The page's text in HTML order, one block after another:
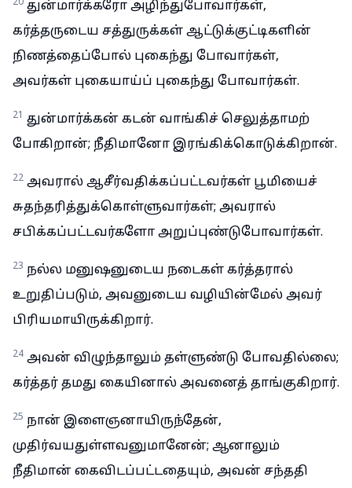
20 துன்மார்க்கரோ அழிந்துபோவார்கள்,
கர்த்தருடைய சத்துருக்கள் ஆட்டுக்குட்டிகளின்
நிணத்தைப்போல் புகைந்து போவார்கள்,
அவர்கள் புகையாய்ப் புகைந்து போவார்கள்.
21 துன்மார்க்கன் கடன் வாங்கிச் செலுத்தாமற்
போகிறான்; நீதிமானோ இரங்கிக்கொடுக்கிறான்.
22 அவரால் ஆசீர்வதிக்கப்பட்டவர்கள் பூமியைச்
சுதந்தரித்துக்கொள்ளுவார்கள்; அவரால்
சபிக்கப்பட்டவர்களோ அறுப்புண்டுபோவார்கள்.
23 நல்ல மனுஷனுடைய நடைகள் கர்த்தரால்
உறுதிப்படும், அவனுடைய வழியின்மேல் அவர்
பிரியமாயிருக்கிறார்.
24 அவன் விழுந்தாலும் தள்ளுண்டு போவதில்லை;
கர்த்தர் தமது கையினால் அவனைத் தாங்குகிறார்.
25 நான் இளைஞனாயிருந்தேன்,
முதிர்வயதுள்ளவனுமானேன்; ஆனாலும்
நீதிமான் கைவிடப்பட்டதையும், அவன் சந்ததி